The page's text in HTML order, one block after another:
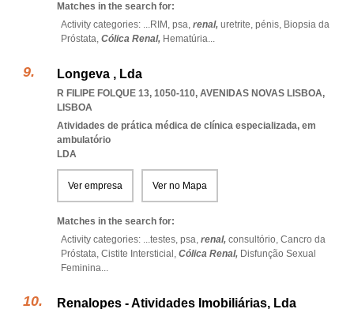
Matches in the search for:
Activity categories: ...RIM, psa, renal, uretrite, pénis, Biopsia da
Próstata, Cólica Renal, Hematúria...
Longeva , Lda
R FILIPE FOLQUE 13, 1050-110, AVENIDAS NOVAS LISBOA,
LISBOA
Atividades de prática médica de clínica especializada, em
ambulatório
LDA
Ver empresa Ver no Mapa
Matches in the search for:
Activity categories: ...testes, psa, renal, consultório, Cancro da
Próstata, Cistite Intersticial, Cólica Renal, Disfunção Sexual
Feminina...
Renalopes - Atividades Imobiliárias, Lda